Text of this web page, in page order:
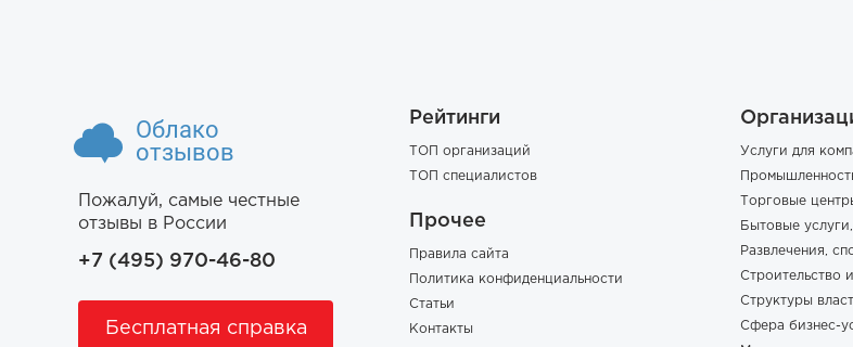
Облако
отзывов
Пожалуй, самые честные
отзывы в России
+7 (495) 970-46-80
Бесплатная справка
Рейтинги
ТОП организаций
ТОП специалистов
Прочее
Правила сайта
Политика конфиденциальности
Статьи
Контакты
Услуги для
Торговые
Бытовые
Развлечения,
Строительство
Структуры
Сфера бизнес-